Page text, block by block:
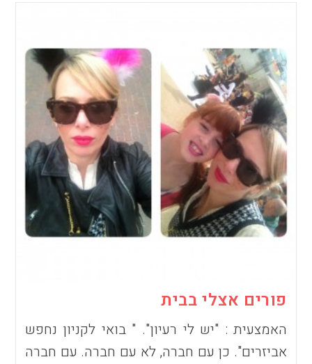
פורים אצלי בבית
האמצעית : "יש לי רעיון". " בואי לקניון נחפש
אביזרים". כן עם חברה, לא עם חברה. עם חברה